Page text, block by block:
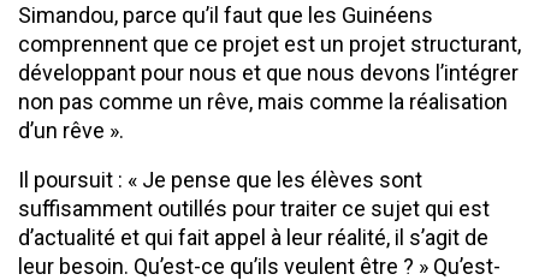
Simandou, parce qu’il faut que les Guinéens
comprennent que ce projet est un projet structurant,
développant pour nous et que nous devons l’intégrer
non pas comme un rêve, mais comme la réalisation
d’un rêve ».
Il poursuit : « Je pense que les élèves sont
suffisamment outillés pour traiter ce sujet qui est
d’actualité et qui fait appel à leur réalité, il s’agit de
leur besoin. Qu’est-ce qu’ils veulent être ? » Qu’est-